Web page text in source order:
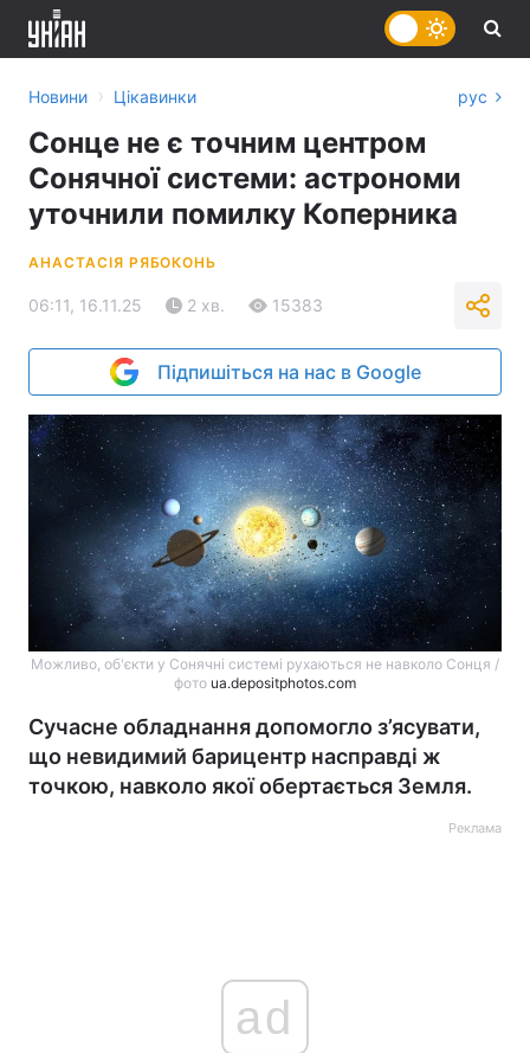
Новини › Цікавинки рус
Сонце не є точним центром
Сонячної системи: астрономи
уточнили помилку Коперника
АНАСТАСІЯ РЯБОКОНЬ
06:11, 16.11.25 2 хв. 15383
Підпишіться на нас в Google
Можливо, об'єкти у Сонячні системі рухаються не навколо Сонця /
фото ua.depositphotos.com
Сучасне обладнання допомогло з’ясувати,
що невидимий барицентр насправді ж
точкою, навколо якої обертається Земля.
Реклама
ad